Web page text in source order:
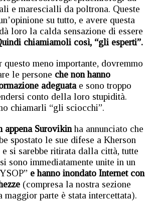
e marescialli da poltrona. Queste
su tutto, e avere questa
loro la calda sensazione di essere
chiamiamoli così, “gli esperti”.
questo meno importante, dovremmo
le persone che non hanno
adeguata e sono troppo
conto della loro stupidità.
chiamarli “gli sciocchi”.
appena Surovikinha annunciato che
spostato le sue difese a Kherson
si sarebbe ritirata dalla città, tutte
sono immediatamente unite in un
e hanno inondato Internet con
(compresa la nostra sezione
maggior parte è stata intercettata).